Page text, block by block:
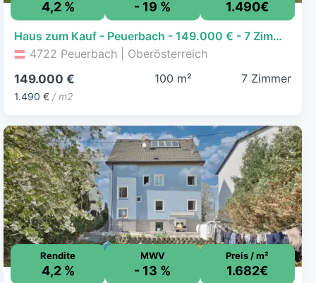
4,2 % - 19 % 1.490€
Haus zum Kauf - Peuerbach - 149.000 € - 7 Zimmer, 100 m², 1.128 m² Grundstück
4722 Peuerbach | Oberösterreich
149.000 €
1.490 € / m2
100 m² 7 Zimmer
Rendite
4,2 %
MWV
- 13 %
Preis / m²
1.682€